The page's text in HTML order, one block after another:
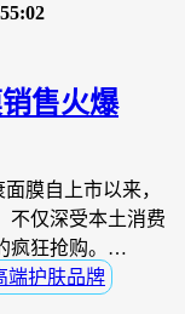
售火爆
膜自上市以来，
不仅深受本土消费
疯狂抢购。…
端护肤品牌